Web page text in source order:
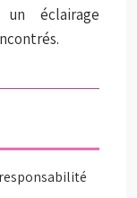
éclairage